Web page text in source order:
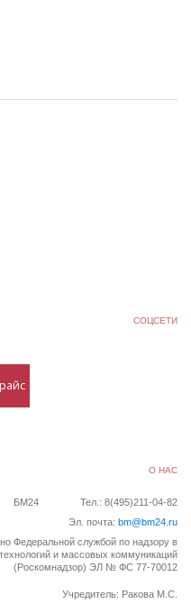
СОЦСЕТИ
О НАС
БМ24
Тел.: 8(495)211-04-82
Эл. почта: bm@bm24.ru
Федеральной службой по надзору в
и массовых коммуникаций
(Роскомнадзор) ЭЛ № ФС 77-70012
Учредитель: Ракова М.С.